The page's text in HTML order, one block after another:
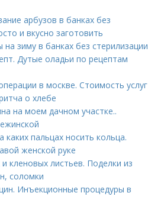
арбузов в банках без
и вкусно заготовить
зиму в банках без стерилизации
Дутые оладьи по рецептам
в москве. Стоимость услуг
о хлебе
на моем дачном участке..
каких пальцах носить кольца.
женской руке
кленовых листьев. Поделки из
соломки
Инъекционные процедуры в